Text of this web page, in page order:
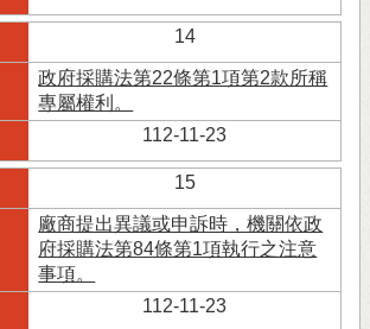
14
政府採購法第22條第1項第2款所稱
專屬權利。
112-11-23
15
廠商提出異議或申訴時，機關依政
府採購法第84條第1項執行之注意
事項。
112-11-23